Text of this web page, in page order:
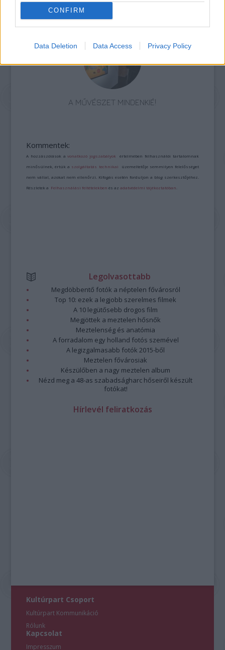
CONFIRM
Data Deletion Data Access Privacy Policy
KLIMT: THE IMMERSIVE EXPERIENCE INTERAKTÍV
A MŰVÉSZET MINDENKIÉ!
Kommentek:
A hozzászólások avonatkozó jogszabályok értelmében felhasználói tartalomnak
minősülnek, értük a szolgáltatás technikai üzemeltetője semmilyen felelősséget
nem vállal, azokat nem ellenőrzi. Kifogás esetén forduljon a blog szerkesztőjéhez.
Részletek a Felhasználási feltételekben és azadatvédelmi tájékoztatóban
Legolvasottabb
Megdöbbentő fotók a néptelen fővárosról
Top 10: ezek a legjobb szerelmes filmek
A 10 legütősebb drogos film
Megjöttek a meztelen hősnők
Meztelenség és anatómia
A forradalom egy holland fotós szemével
A legizgalmasabb fotók 2015-ből
Meztelen fővárosiak
Készülőben a nagy meztelen album
Nézd meg a 48-as szabadságharc hőseiről készült
fotókat!
Hírlevél feliratkozás
Kultúrpart Csoport
Kultúrpart Kommunikáció
Rólunk
Kapcsolat
Impresszum